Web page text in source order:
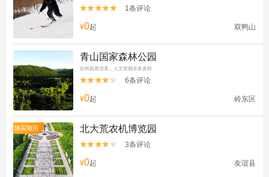

 1条评论
¥0起 双鸭山
青山国家森林公园
自然风景优美，人文景观丰富多样

 6条评论
¥0起 岭东区
随买随用 北大荒农机博览园

 3条评论
¥0起 友谊县